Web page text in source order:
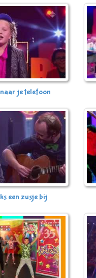
je telefoon
een zusje bij